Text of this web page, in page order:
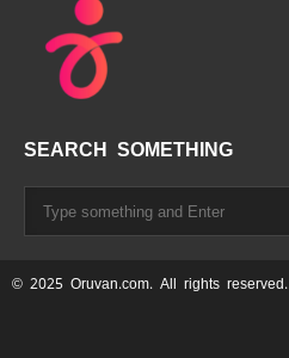
SEARCH SOMETHING
© 2025 Oruvan.com. All rights reserved.